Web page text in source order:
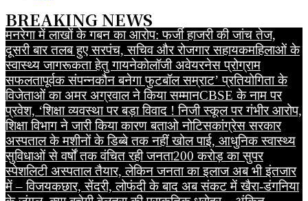
BREAKING NEWS
मनरेगा में लाखों के गबन का आरोप: फर्जी हाजरी की जांच तेज,
दूसरी बार तलब हुए सरपंच, सचिव और रोजगार सहायकमहिलाओं के
स्वास्थ्य जागरूकता हेतु गायनेकोलॉजी अवेयरनेस प्रोग्राम
सफलतापूर्वक संपन्नकौन बनेगा फुटबॉल सम्राट’ प्रतियोगिता के
विजेताओं का अमर अग्रवाल ने किया सम्मानCBSE के नाम पर
प्रवेश, ‘शिक्षा व्यवस्था पर बड़ा विवाद ! निजी स्कूल पर गंभीर आरोप,
शिक्षा विभाग ने जारी किया कारण बताओ नोटिसकांग्रेस सरकार
अस्पताल के मशीनों के डिब्बे तक नहीं खोल पाई, आधुनिक स्वास्थ्य
सुविधाओं से वर्षों तक वंचित रही जनता200 करोड़ का सुपर
स्पेशलिटी अस्पताल तैयार, लेकिन जनता का इलाज अब भी इंतजार
में – विजयकछार, सेंदरी, लोफंदी के बाद अब संकट में खैरा-डंगनिया